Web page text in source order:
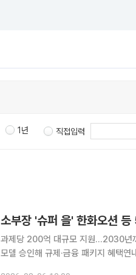
1년 직접입력
소부장 '슈퍼 을' 한화오션
과제당 200억 대규모 지원...2030년
모델 승인해 규제·금융 패키지 혜택